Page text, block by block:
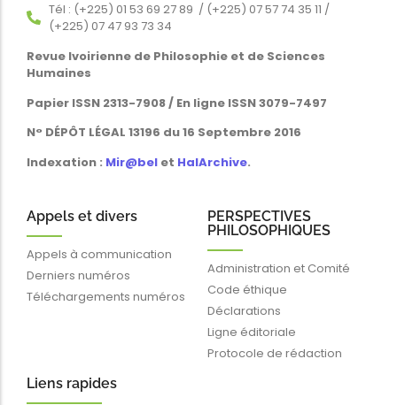
Tél : (+225) 01 53 69 27 89 / (+225) 07 57 74 35 11 /
(+225) 07 47 93 73 34
Revue Ivoirienne de Philosophie et de Sciences
Humaines
Papier ISSN 2313-7908 / En ligne ISSN 3079-7497
N° DÉPÔT LÉGAL 13196 du 16 Septembre 2016
Indexation : Mir@bel et HalArchive.
Appels et divers
Appels à communication
Derniers numéros
Téléchargements numéros
PERSPECTIVES
PHILOSOPHIQUES
Administration et Comité
Code éthique
Déclarations
Ligne éditoriale
Protocole de rédaction
Liens rapides